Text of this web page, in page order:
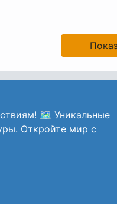
🗺️ Уникальные
Откройте мир с